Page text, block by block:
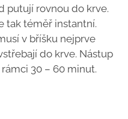
putují rovnou do krve.
tak téměř instantní.
v bříšku nejprve
do krve. Nástup
30 – 60 minut.